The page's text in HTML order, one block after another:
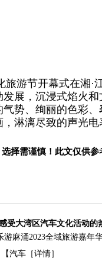
旅游节开幕式在湘·
展，沉浸式焰火
势、绚丽的色彩、
淋漓尽致的声光电
择需谨慎！此文仅供参
受大湾区汽车文化活动的
游麻涌2023全域旅游嘉年
汽车 ［详情］